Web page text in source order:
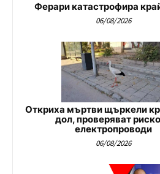
Ферари катастрофира
06/08/2026
Откриха мъртви щъркели
дол, проверяват
електропроводи
06/08/2026